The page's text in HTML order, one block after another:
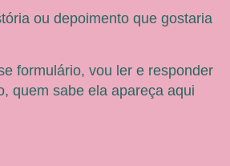
ou depoimento que gostaria
formulário, vou ler e responder
quem sabe ela apareça aqui